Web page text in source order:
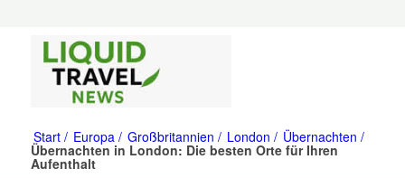
Start Europa Großbritannien London Übernachten
Übernachten in London: Die besten Orte für Ihren
Aufenthalt